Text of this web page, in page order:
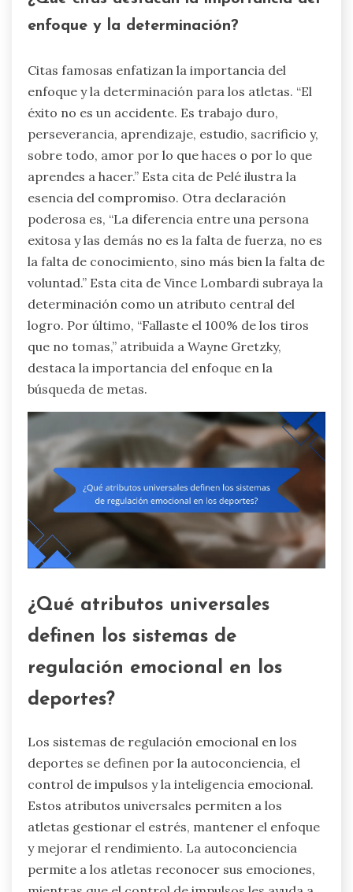
enfoque y la determinación?
Citas famosas enfatizan la importancia del
enfoque y la determinación para los atletas. “El
éxito no es un accidente. Es trabajo duro,
perseverancia, aprendizaje, estudio, sacrificio y,
sobre todo, amor por lo que haces o por lo que
aprendes a hacer.” Esta cita de Pelé ilustra la
esencia del compromiso. Otra declaración
poderosa es, “La diferencia entre una persona
exitosa y las demás no es la falta de fuerza, no es
la falta de conocimiento, sino más bien la falta de
voluntad.” Esta cita de Vince Lombardi subraya la
determinación como un atributo central del
logro. Por último, “Fallaste el 100% de los tiros
que no tomas,” atribuida a Wayne Gretzky,
destaca la importancia del enfoque en la
búsqueda de metas.
¿Qué atributos universales
definen los sistemas de
regulación emocional en los
deportes?
Los sistemas de regulación emocional en los
deportes se definen por la autoconciencia, el
control de impulsos y la inteligencia emocional.
Estos atributos universales permiten a los
atletas gestionar el estrés, mantener el enfoque
y mejorar el rendimiento. La autoconciencia
permite a los atletas reconocer sus emociones,